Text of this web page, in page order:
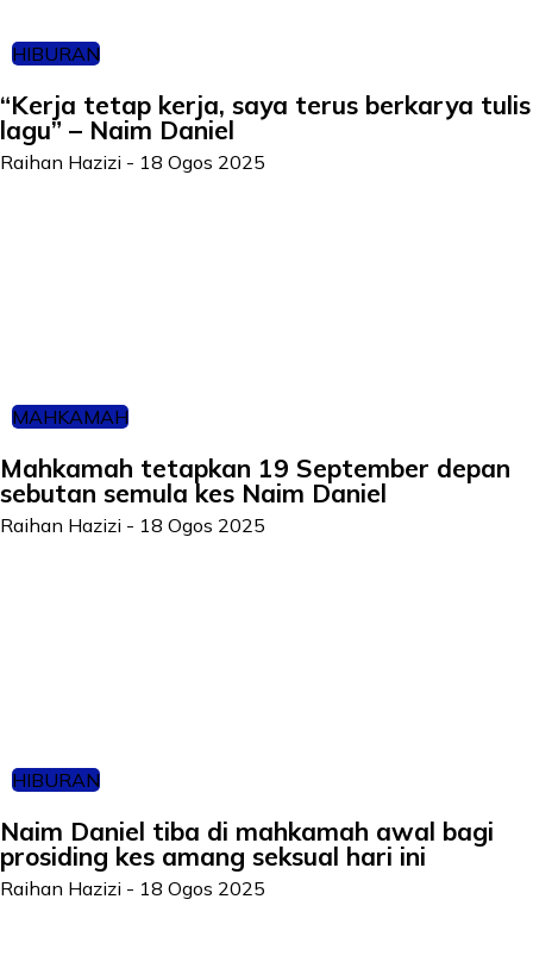
HIBURAN
“Kerja tetap kerja, saya terus berkarya tulis
lagu” – Naim Daniel
Raihan Hazizi - 18 Ogos 2025
MAHKAMAH
Mahkamah tetapkan 19 September depan
sebutan semula kes Naim Daniel
Raihan Hazizi - 18 Ogos 2025
HIBURAN
Naim Daniel tiba di mahkamah awal bagi
prosiding kes amang seksual hari ini
Raihan Hazizi - 18 Ogos 2025